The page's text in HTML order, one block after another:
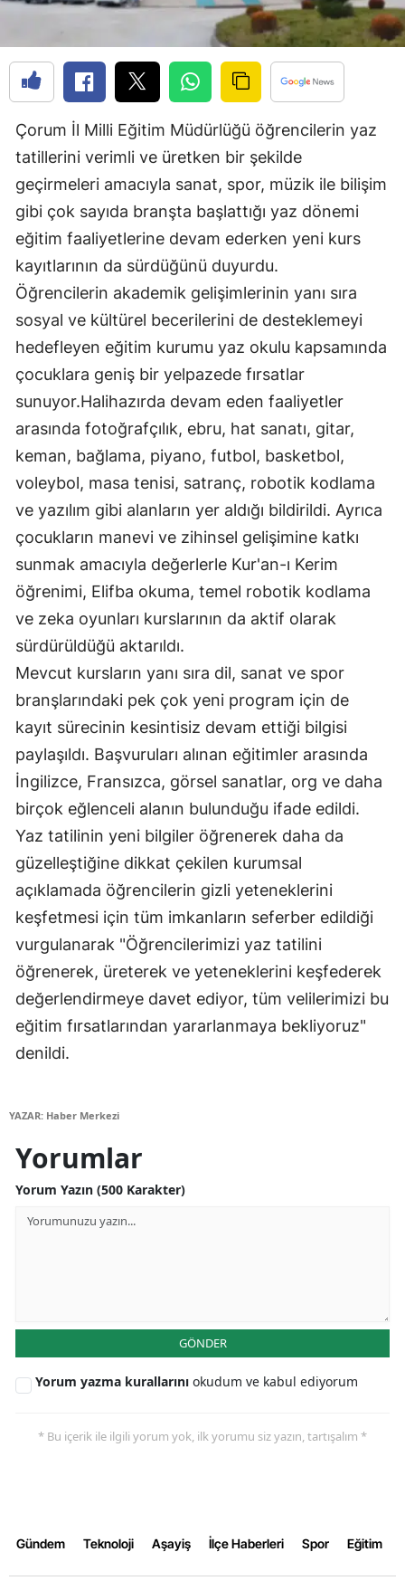
Elazığ
Erzincan
Erzurum
Eskişehir
Gaziantep
Giresun
Gümüşhane
Hakkari
Hatay
Isparta
Mersin
İstanbul
İzmir
Kars
Kastamonu
Kayseri
Kırklareli
Kocaeli
Konya
Malatya
Manisa
Kahramanmaraş
Mardin
Muğla
Muş
Nevşehir
Sivas
Tekirdağ
Trabzon
Uşak
Çorum İl Milli Eğitim Müdürlüğü öğrencilerin yaz
tatillerini verimli ve üretken bir şekilde
geçirmeleri amacıyla sanat, spor, müzik ile bilişim
gibi çok sayıda branşta başlattığı yaz dönemi
eğitim faaliyetlerine devam ederken yeni kurs
kayıtlarının da sürdüğünü duyurdu.
Öğrencilerin akademik gelişimlerinin yanı sıra
sosyal ve kültürel becerilerini de desteklemeyi
hedefleyen eğitim kurumu yaz okulu kapsamında
çocuklara geniş bir yelpazede fırsatlar
sunuyor.Halihazırda devam eden faaliyetler
arasında fotoğrafçılık, ebru, hat sanatı, gitar,
keman, bağlama, piyano, futbol, basketbol,
voleybol, masa tenisi, satranç, robotik kodlama
ve yazılım gibi alanların yer aldığı bildirildi. Ayrıca
çocukların manevi ve zihinsel gelişimine katkı
sunmak amacıyla değerlerle Kur'an-ı Kerim
öğrenimi, Elifba okuma, temel robotik kodlama
ve zeka oyunları kurslarının da aktif olarak
sürdürüldüğü aktarıldı.
Mevcut kursların yanı sıra dil, sanat ve spor
branşlarındaki pek çok yeni program için de
kayıt sürecinin kesintisiz devam ettiği bilgisi
paylaşıldı. Başvuruları alınan eğitimler arasında
İngilizce, Fransızca, görsel sanatlar, org ve daha
birçok eğlenceli alanın bulunduğu ifade edildi.
Yaz tatilinin yeni bilgiler öğrenerek daha da
güzelleştiğine dikkat çekilen kurumsal
açıklamada öğrencilerin gizli yeteneklerini
keşfetmesi için tüm imkanların seferber edildiği
vurgulanarak "Öğrencilerimizi yaz tatilini
öğrenerek, üreterek ve yeteneklerini keşfederek
değerlendirmeye davet ediyor, tüm velilerimizi bu
eğitim fırsatlarından yararlanmaya bekliyoruz"
denildi.
YAZAR: Haber Merkezi
Yorumlar
Yorum Yazın (500 Karakter)
GÖNDER
Yorum yazma kurallarını okudum ve kabul ediyorum
* Bu içerik ile ilgili yorum yok, ilk yorumu siz yazın, tartışalım *
Gündem Teknoloji Aşayiş İlçe Haberleri Spor Eğitim